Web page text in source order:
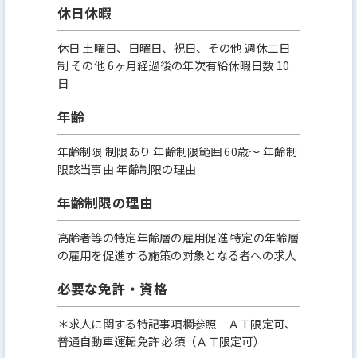
休日休暇
休日 土曜日、日曜日、祝日、その他 週休二日
制 その他 6ヶ月経過後の年次有給休暇日数 10
日
年齢
年齢制限 制限あり 年齢制限範囲 60歳〜 年齢制
限該当事由 年齢制限の理由
年齢制限の理由
高齢者等の特定年齢層の雇用促進 特定の年齢層
の雇用を促進する施策の対象となる者への求人
必要な免許・資格
＊求人に関する特記事項欄参照 ＡＴ限定可、
普通自動車運転免許 必須（ＡＴ限定可）